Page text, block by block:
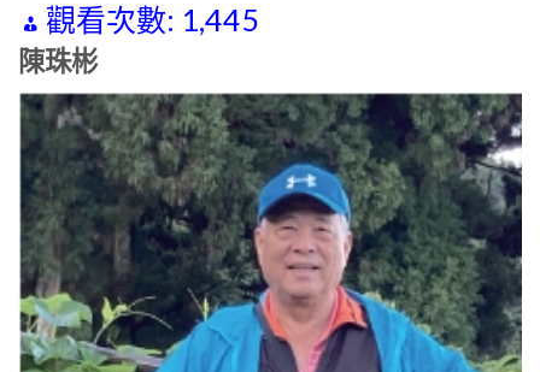
觀看次數: 1,445
陳珠彬